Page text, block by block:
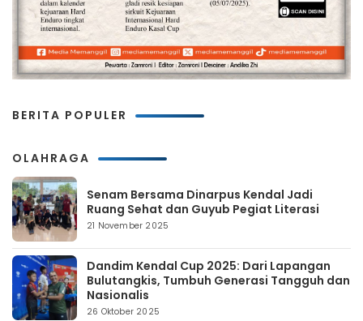
BERITA POPULER
OLAHRAGA
Senam Bersama Dinarpus Kendal Jadi
Ruang Sehat dan Guyub Pegiat Literasi
21 November 2025
Dandim Kendal Cup 2025: Dari Lapangan
Bulutangkis, Tumbuh Generasi Tangguh dan
Nasionalis
26 Oktober 2025